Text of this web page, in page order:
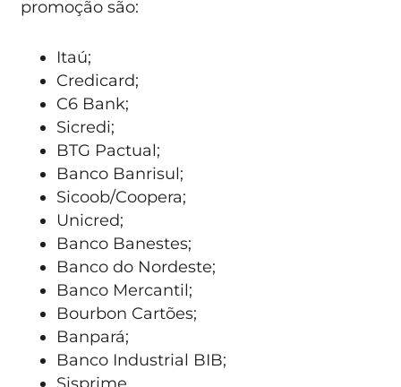
promoção são:
Itaú;
Credicard;
C6 Bank;
Sicredi;
BTG Pactual;
Banco Banrisul;
Sicoob/Coopera;
Unicred;
Banco Banestes;
Banco do Nordeste;
Banco Mercantil;
Bourbon Cartões;
Banpará;
Banco Industrial BIB;
Sisprime.